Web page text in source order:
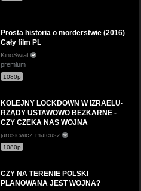
Prosta historia o morderstwie (2016)
Cały film PL
KinoSwiat
premium
1080p
KOLEJNY LOCKDOWN W IZRAELU-
RZĄDY USTAWOWO BEZKARNE -
CZY CZEKA NAS WOJNA
jarosiewicz-mateusz
1080p
CZY NA TERENIE POLSKI
PLANOWANA JEST WOJNA?